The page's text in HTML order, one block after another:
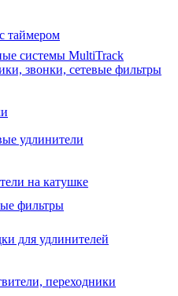
таймером
системы MultiTrack
звонки, сетевые фильтры
удлинители
на катушке
фильтры
для удлинителей
переходники